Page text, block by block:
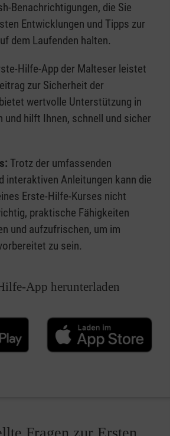
Benachrichtigungen, die Sie
Entwicklungen und Tipps zur
dem Laufenden halten.
Hilfe-App der Malteser leistet
zur Sicherheit der
wertvolle Unterstützung in
hilft Ihnen, schnell und sicher
Trotz der umfassenden
interaktiven Anleitungen kann die
Erste-Hilfe-Kurses nicht
praktische Fähigkeiten
und aufzufrischen, um im
zu sein.
App herunterladen